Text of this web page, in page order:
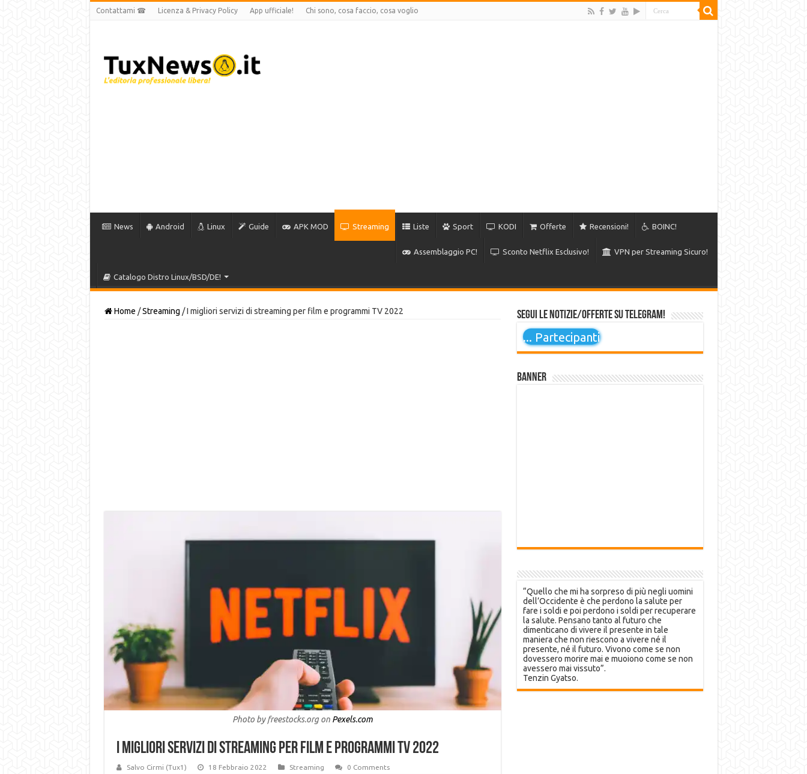
Contattami ☎ Licenza & Privacy Policy App ufficiale! Chi sono, cosa faccio, cosa voglio
News Android Linux Guide APK MOD Streaming Liste Sport KODI Offerte Recensioni! BOINC!
Assemblaggio PC! Sconto Netflix Esclusivo! VPN per Streaming Sicuro!
Catalogo Distro Linux/BSD/DE!
Home / Streaming / I migliori servizi di streaming per film e programmi TV 2022
Photo by freestocks.org on Pexels.com
I migliori servizi di streaming per film e programmi TV 2022
Salvo Cirmi (Tux1) 18 Febbraio 2022 Streaming 0 Comments
Segui le notizie/offerte su Telegram!
... Partecipanti
Banner
“Quello che mi ha sorpreso di più negli uomini
dell’Occidente è che perdono la salute per
fare i soldi e poi perdono i soldi per recuperare
la salute. Pensano tanto al futuro che
dimenticano di vivere il presente in tale
maniera che non riescono a vivere né il
presente, né il futuro. Vivono come se non
dovessero morire mai e muoiono come se non
avessero mai vissuto”.
Tenzin Gyatso.